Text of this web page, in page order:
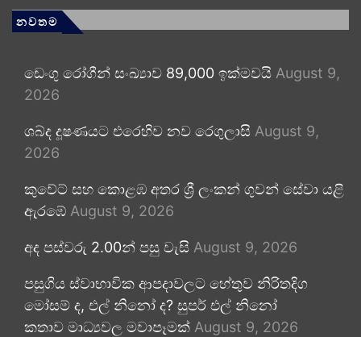
නවතම
ඩෙංගු රෝගීන් සංඛ්‍යාව 89,000 ඉක්මවයි August 9,
2026
ශබ්ද දූෂණයට එරෙහිව නව රෙගුලාසි August 9,
2026
කුවේට් සහ කොළඹ අතර ශ්‍රී ලංකන් ගුවන් සේවා යළි
ඇරඹේ August 9, 2026
අද පස්වරු 2.00න් පසු වැසි August 9, 2026
පසුගිය ස්වාභාවික ආපදාවලට හේතුව නිරිතදිග
මෝසම් ද, එල් නිනෝ ද? සුපර් එල් නිනෝ
කතාව මාධ්‍යවල මවාපෑමක් August 9, 2026